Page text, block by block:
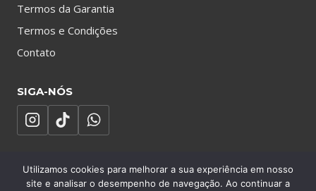
Termos da Garantia
Termos e Condições
Contato
SIGA-NÓS
Utilizamos cookies para melhorar a sua experiência em nosso
site e analisar o desempenho de navegação. Ao continuar a